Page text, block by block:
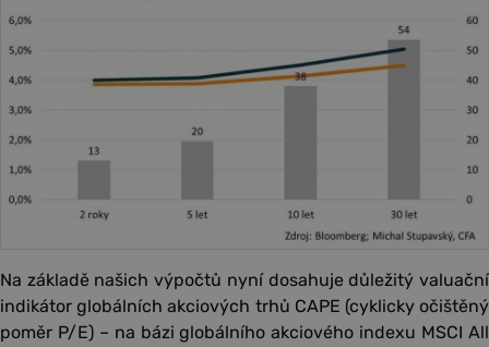
Na základě našich výpočtů nyní dosahuje důležitý valuační
indikátor globálních akciových trhů CAPE (cyklicky očištěný
poměr P/E) – na bázi globálního akciového indexu MSCI All